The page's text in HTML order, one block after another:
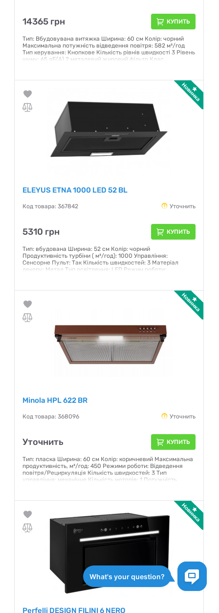
14365 грн КУПИТЬ
Тип: Вбудовувана витяжка Ширина: 60 см Колір: чорний
Максимальна потужність відведення повітря: 582 м³/год
Тип керування: Кнопкове Кількість рівнів швидкості 3 Рівень
шуму: 65 дБ(A) 2 металевий жировий фільтр Клас
Гарантия:12 месяцев
ELEYUS ETNA 1000 LED 52 BL
Код товара: 367842 Уточнить
5310 грн КУПИТЬ
Тип: вбудована Ширина: 52 см Колір: чорний
Продуктивність турбіни ( м³/год): 1000 Управління:
Сенсорне Пульт: Так Кількість швидкостей: 3 Матеріал
декору: Метал Тип освітлення: LED Режим роботи:
Minola HPL 622 BR
Код товара: 368096 Уточнить
Уточнить КУПИТЬ
Тип: пласка Ширина: 60 см Колір: коричневий Максимальна
продуктивність, м³/год: 450 Режими роботи: Відведення
повітря/Рециркуляція Кількість швидкостей: 3 Тип
управління: механічне Кількість моторів: 1 Потужність
Гарантия:12 месяцев
Perfelli DESIGN FILINI 6 NERO